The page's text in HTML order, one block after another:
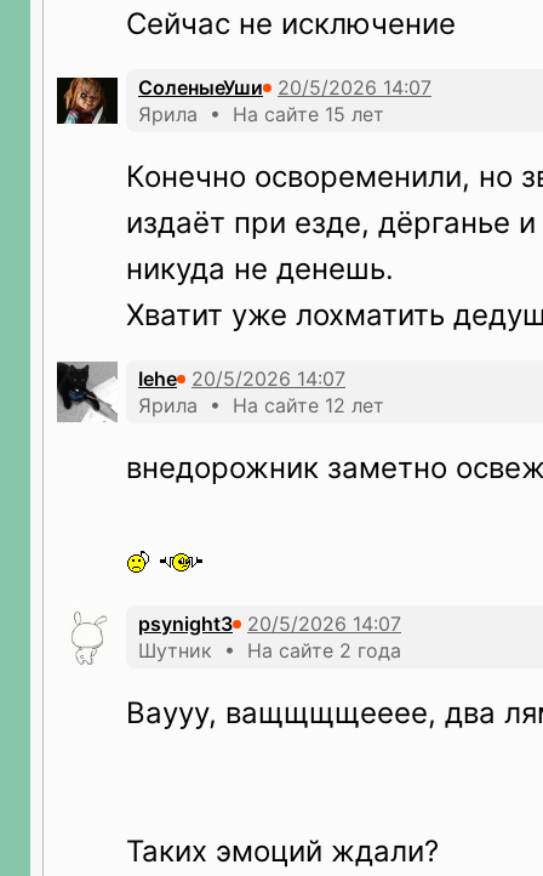
Сейчас не исключение
СоленыеУши
Ярила • На сайте 15 лет
Конечно освоременили, но
издаёт при езде, дёрганье
никуда не денешь.
Хватит уже лохматить
Iehe
Ярила • На сайте 12 лет
внедорожник заметно
psynight3
Шутник • На сайте 2 года
Ваууу, ващщщщееее, два
Таких эмоций ждали?